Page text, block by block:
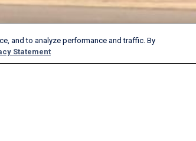
and to analyze performance and traffic. By
Statement